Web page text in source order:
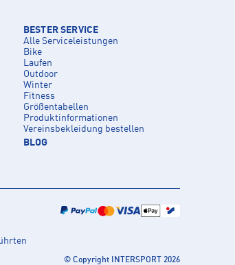
BESTER SERVICE
Alle Serviceleistungen
Bike
Laufen
Outdoor
Winter
Fitness
Größentabellen
Produktinformationen
Vereinsbekleidung bestellen
BLOG
© Copyright INTERSPORT 2026